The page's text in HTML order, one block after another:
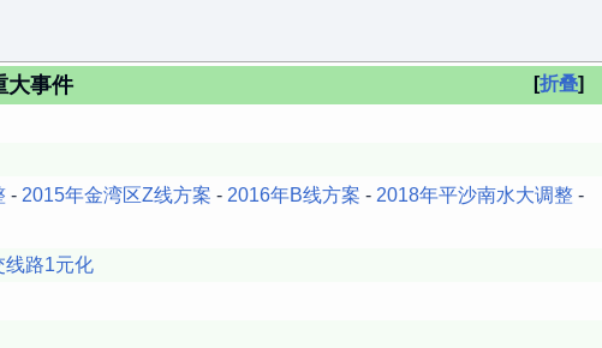
折叠
大事件
- 2015年金湾区Z线方案 - 2016年B线方案 - 2018年平沙南水大调整 -
线路1元化